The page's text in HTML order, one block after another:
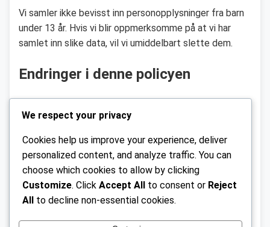
Vi samler ikke bevisst inn personopplysninger fra barn
under 13 år. Hvis vi blir oppmerksomme på at vi har
samlet inn slike data, vil vi umiddelbart slette dem.
Endringer i denne policyen
personvernerklæringen. Vi vil varsle brukerne om
vesentlige endringer via e-post eller ved å legge ut en
melding på nettstedet vårt.
Kontaktinformasjon
We respect your privacy
Cookies help us improve your experience, deliver
personalized content, and analyze traffic. You can
choose which cookies to allow by clicking
Customize. Click Accept All to consent or Reject
All to decline non-essential cookies.